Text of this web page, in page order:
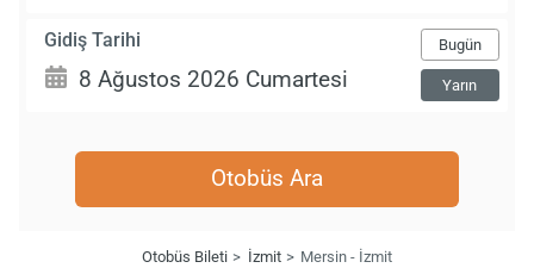
Gidiş Tarihi Bugün
Yarın
Otobüs Ara
Otobüs Bileti İzmit Mersin - İzmit